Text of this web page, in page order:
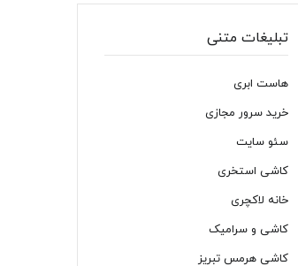
تبلیغات متنی
هاست ابری
خرید سرور مجازی
سئو سایت
کاشی استخری
خانه لاکچری
کاشی و سرامیک
کاشی هرمس تبریز